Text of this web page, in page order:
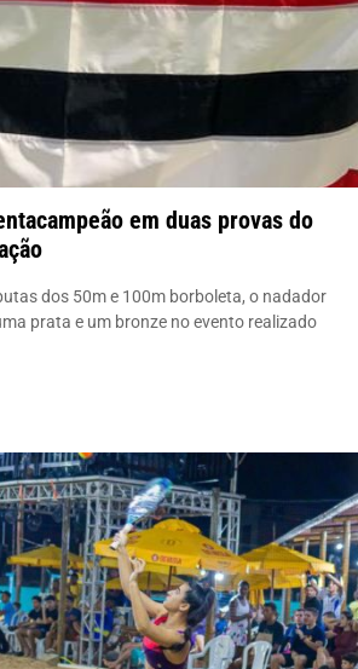
em duas provas do
dos 50m e 100m borboleta, o nadador
prata e um bronze no evento realizado